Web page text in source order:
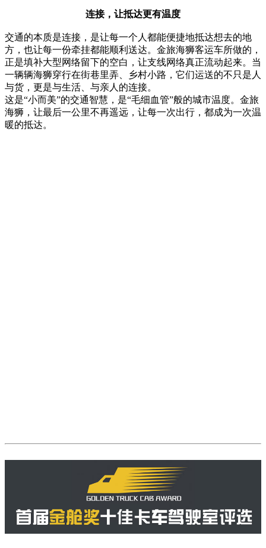
连接，让抵达更有温度
交通的本质是连接，是让每一个人都能便捷地抵达想去的地
方，也让每一份牵挂都能顺利送达。金旅海狮客运车所做的，
正是填补大型网络留下的空白，让支线网络真正流动起来。当
一辆辆海狮穿行在街巷里弄、乡村小路，它们运送的不只是人
与货，更是与生活、与亲人的连接。
这是“小而美”的交通智慧，是“毛细血管”般的城市温度。金旅
海狮，让最后一公里不再遥远，让每一次出行，都成为一次温
暖的抵达。